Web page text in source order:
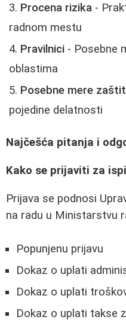
Procena rizika -
radnom mestu
Pravilnici - Posebne
oblastima
Posebne mere
pojedine delatnosti
Najčešća pitanja i
Kako se prijaviti za
Prijava se podnosi
na radu u Ministarstvu
Popunjenu prijavu
Dokaz o uplati
Dokaz o uplati
Dokaz o uplati takse